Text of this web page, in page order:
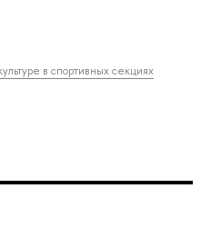
в спортивных секциях